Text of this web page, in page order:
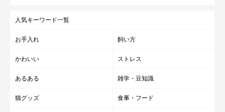
人気キーワード一覧
お手入れ 飼い方
かわいい ストレス
あるある 雑学・豆知識
猫グッズ 食事・フード